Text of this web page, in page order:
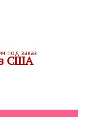
под заказ
США